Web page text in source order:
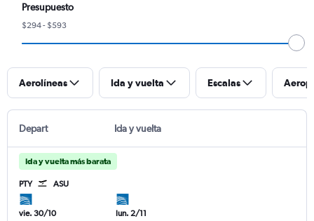
Presupuesto
$294 - $593
Aerolíneas Ida y vuelta Escalas
Depart Ida y vuelta
Ida y vuelta más barata
PTY ASU
vie. 30/10
lun. 2/11